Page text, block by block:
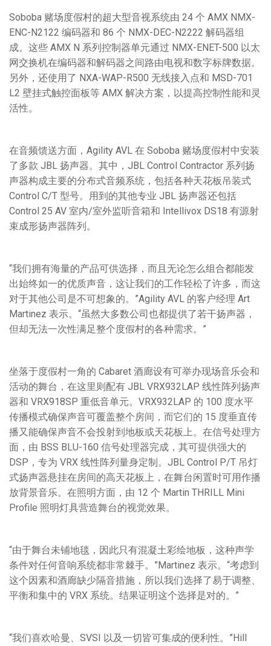
Soboba 赌场度假村的超大型音视系统由 24 个 AMX NMX-
ENC-N2122 编码器和 86 个 NMX-DEC-N2222 解码器组
成。这些 AMX N 系列控制器单元通过 NMX-ENET-500 以太
网交换机在编码器和解码器之间路由电视和数字标牌数据。
另外，还使用了 NXA-WAP-R500 无线接入点和 MSD-701
L2 壁挂式触控面板等 AMX 解决方案，以提高控制性能和灵
活性。
在音频馈送方面，Agility AVL 在 Soboba 赌场度假村中安装
了多款 JBL 扬声器。其中，JBL Control Contractor 系列扬
声器构成主要的分布式音频系统，包括各种天花板吊装式
Control C/T 型号。用到的其他专业 JBL 扬声器还包括
Control 25 AV 室内/室外监听音箱和 Intellivox DS18 有源射
束成形扬声器阵列。
“我们拥有海量的产品可供选择，而且无论怎么组合都能发
出始终如一的优质声音，这让我们的工作轻松了许多，而这
对于其他公司是不可想象的。”Agility AVL 的客户经理 Art
Martinez 表示。“虽然大多数公司也都提供了若干扬声器，
但却无法一次性满足整个度假村的各种需求。”
坐落于度假村一角的 Cabaret 酒廊设有可举办现场音乐会和
活动的舞台，在这里则配有 JBL VRX932LAP 线性阵列扬声
器和 VRX918SP 重低音单元。VRX932LAP 的 100 度水平
传播模式确保声音可覆盖整个房间，而它们的 15 度垂直传
播又能确保声音不会投射到地板或天花板上。在信号处理方
面，由 BSS BLU-160 信号处理器完成，其可提供强大的
DSP，专为 VRX 线性阵列量身定制。JBL Control P/T 吊灯
式扬声器悬挂在房间的高天花板上，在舞台闲置时可用作播
放背景音乐。在照明方面，由 12 个 Martin THRILL Mini
Profile 照明灯具营造舞台的视觉效果。
“由于舞台未铺地毯，因此只有混凝土彩绘地板，这种声学
条件对任何音响系统都非常棘手。”Martinez 表示。“考虑到
这个因素和酒廊缺少隔音措施，所以我们选择了易于调整、
平衡和集中的 VRX 系统。结果证明这个选择是对的。”
“我们喜欢哈曼、SVSI 以及一切皆可集成的便利性。”Hill